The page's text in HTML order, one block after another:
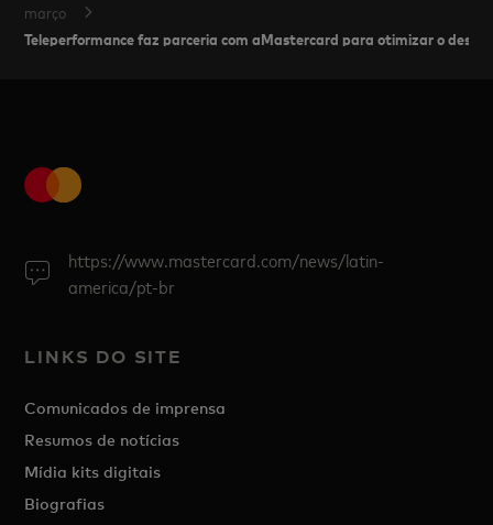
março
Teleperformance faz parceria com aMastercard para otimizar o
https://www.mastercard.com/news/latin-
america/pt-br
LINKS DO SITE
Comunicados de imprensa
Resumos de notícias
Mídia kits digitais
Biografias